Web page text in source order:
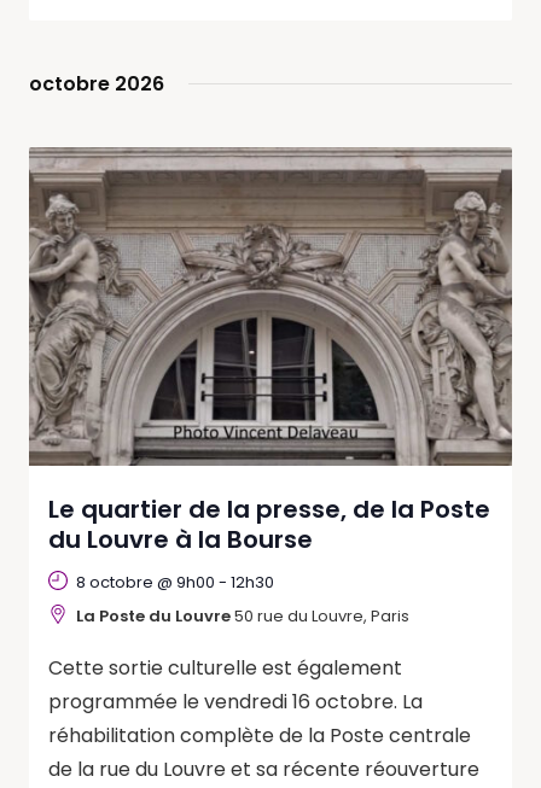
octobre 2026
Le quartier de la presse, de la Poste
du Louvre à la Bourse
8 octobre @ 9h00 - 12h30
La Poste du Louvre50 rue du Louvre, Paris
Cette sortie culturelle est également
programmée le vendredi 16 octobre. La
réhabilitation complète de la Poste centrale
de la rue du Louvre et sa récente réouverture